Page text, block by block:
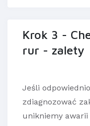
Krok 3 -
rur - zalety
Jeśli
zdiagnozować
unikniemy